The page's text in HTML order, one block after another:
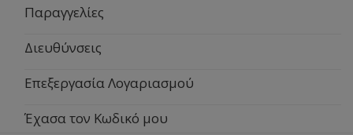
Παραγγελίες
Διευθύνσεις
Επεξεργασία Λογαριασμού
Έχασα τον Κωδικό μου